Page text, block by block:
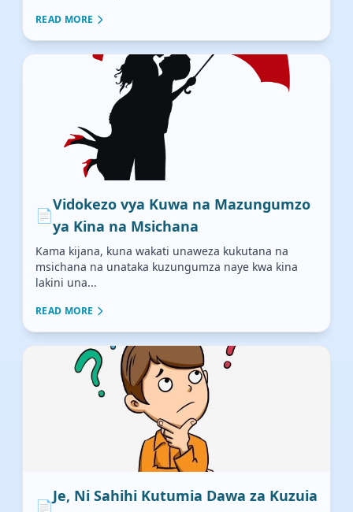
READ MORE
📄
Vidokezo vya Kuwa na Mazungumzo
ya Kina na Msichana
Kama kijana, kuna wakati unaweza kukutana na
msichana na unataka kuzungumza naye kwa kina
lakini una...
READ MORE
📄
Je, Ni Sahihi Kutumia Dawa za Kuzuia